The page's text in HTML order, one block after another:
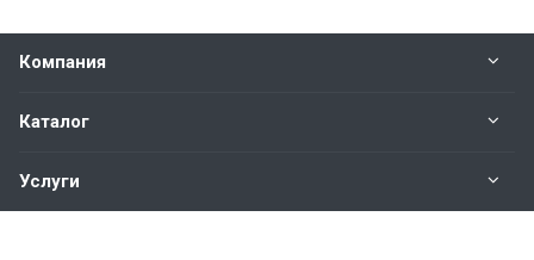
Компания
Каталог
Услуги